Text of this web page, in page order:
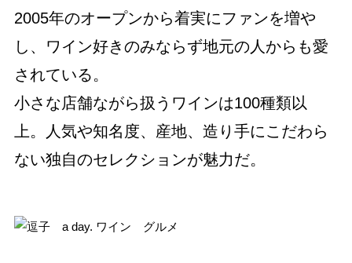
2005年のオープンから着実にファンを増や
し、ワイン好きのみならず地元の人からも愛
されている。
小さな店舗ながら扱うワインは100種類以
上。人気や知名度、産地、造り手にこだわら
ない独自のセレクションが魅力だ。